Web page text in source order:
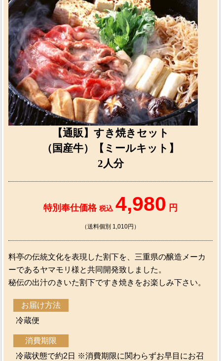
【通販】すき焼きセット
（国産牛）【ミールキット】
2人分
特別奉仕価格 税込 4,980 円
（送料個別 1,010円）
料亭の伝統文化を表現した割下を、三重県の醸造メーカ
ーであるヤマモリ様と共同開発致しました。
秘伝の出汁のきいた割下ですき焼きをお楽しみ下さい。
お届け方法
冷蔵便
消費期限
冷蔵状態で約2日 ※消費期限に関わらずお早目にお召